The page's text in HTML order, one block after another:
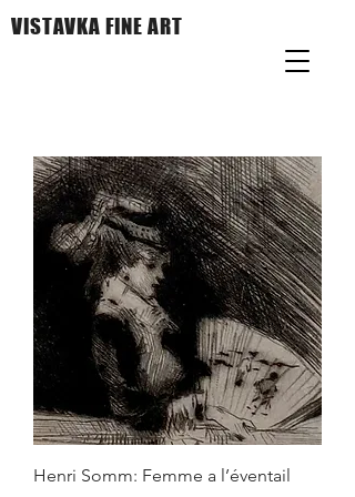
VISTAVKA FINE ART
Henri Somm: Femme a l’éventail